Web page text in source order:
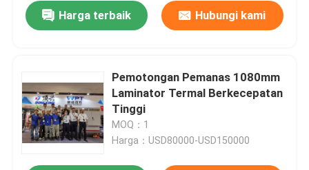
Harga terbaik Hubungi kami
Pemotongan Pemanas 1080mm
Laminator Termal Berkecepatan
Tinggi
MOQ：1
Harga：USD80000-USD150000